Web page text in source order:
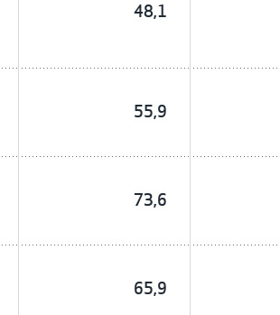
48,1
55,9
73,6
65,9